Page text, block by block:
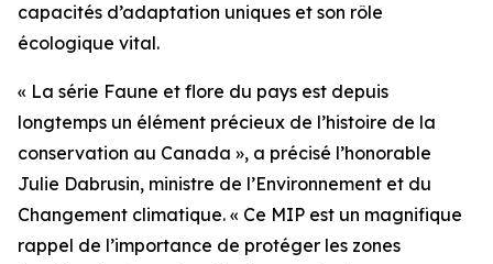
capacités d’adaptation uniques et son rôle
écologique vital.
« La série Faune et flore du pays est depuis
longtemps un élément précieux de l’histoire de la
conservation au Canada », a précisé l’honorable
Julie Dabrusin, ministre de l’Environnement et du
Changement climatique. « Ce MIP est un magnifique
rappel de l’importance de protéger les zones